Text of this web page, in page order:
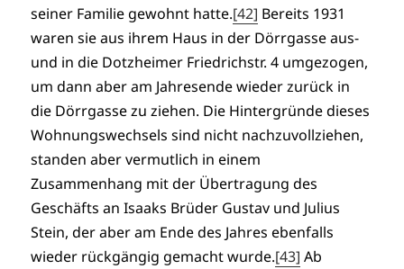
seiner Familie gewohnt hatte.[42] Bereits 1931
waren sie aus ihrem Haus in der Dörrgasse aus-
und in die Dotzheimer Friedrichstr. 4 umgezogen,
um dann aber am Jahresende wieder zurück in
die Dörrgasse zu ziehen. Die Hintergründe dieses
Wohnungswechsels sind nicht nachzuvollziehen,
standen aber vermutlich in einem
Zusammenhang mit der Übertragung des
Geschäfts an Isaaks Brüder Gustav und Julius
Stein, der aber am Ende des Jahres ebenfalls
wieder rückgängig gemacht wurde.[43] Ab